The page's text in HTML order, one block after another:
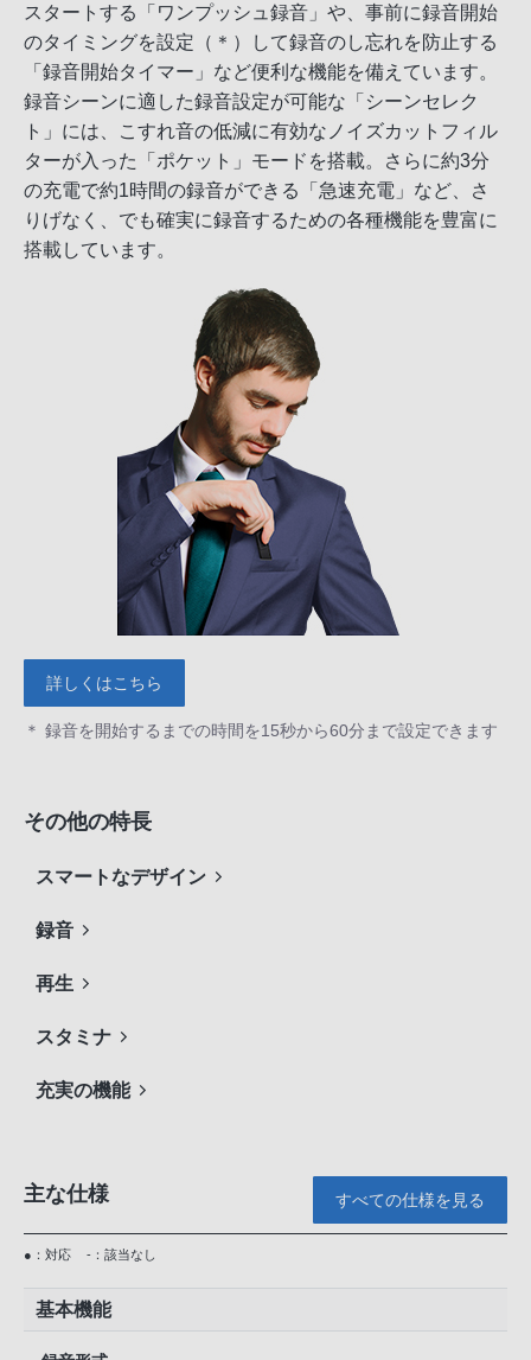
スタートする「ワンプッシュ録音」や、事前に録音開始
のタイミングを設定（＊）して録音のし忘れを防止する
「録音開始タイマー」など便利な機能を備えています。
録音シーンに適した録音設定が可能な「シーンセレク
ト」には、こすれ音の低減に有効なノイズカットフィル
ターが入った「ポケット」モードを搭載。さらに約3分
の充電で約1時間の録音ができる「急速充電」など、さ
りげなく、でも確実に録音するための各種機能を豊富に
搭載しています。
詳しくはこちら
＊ 録音を開始するまでの時間を15秒から60分まで設定できます
その他の特長
スマートなデザイン
録音
再生
スタミナ
充実の機能
主な仕様 すべての仕様を見る
●：対応 -：該当なし
基本機能